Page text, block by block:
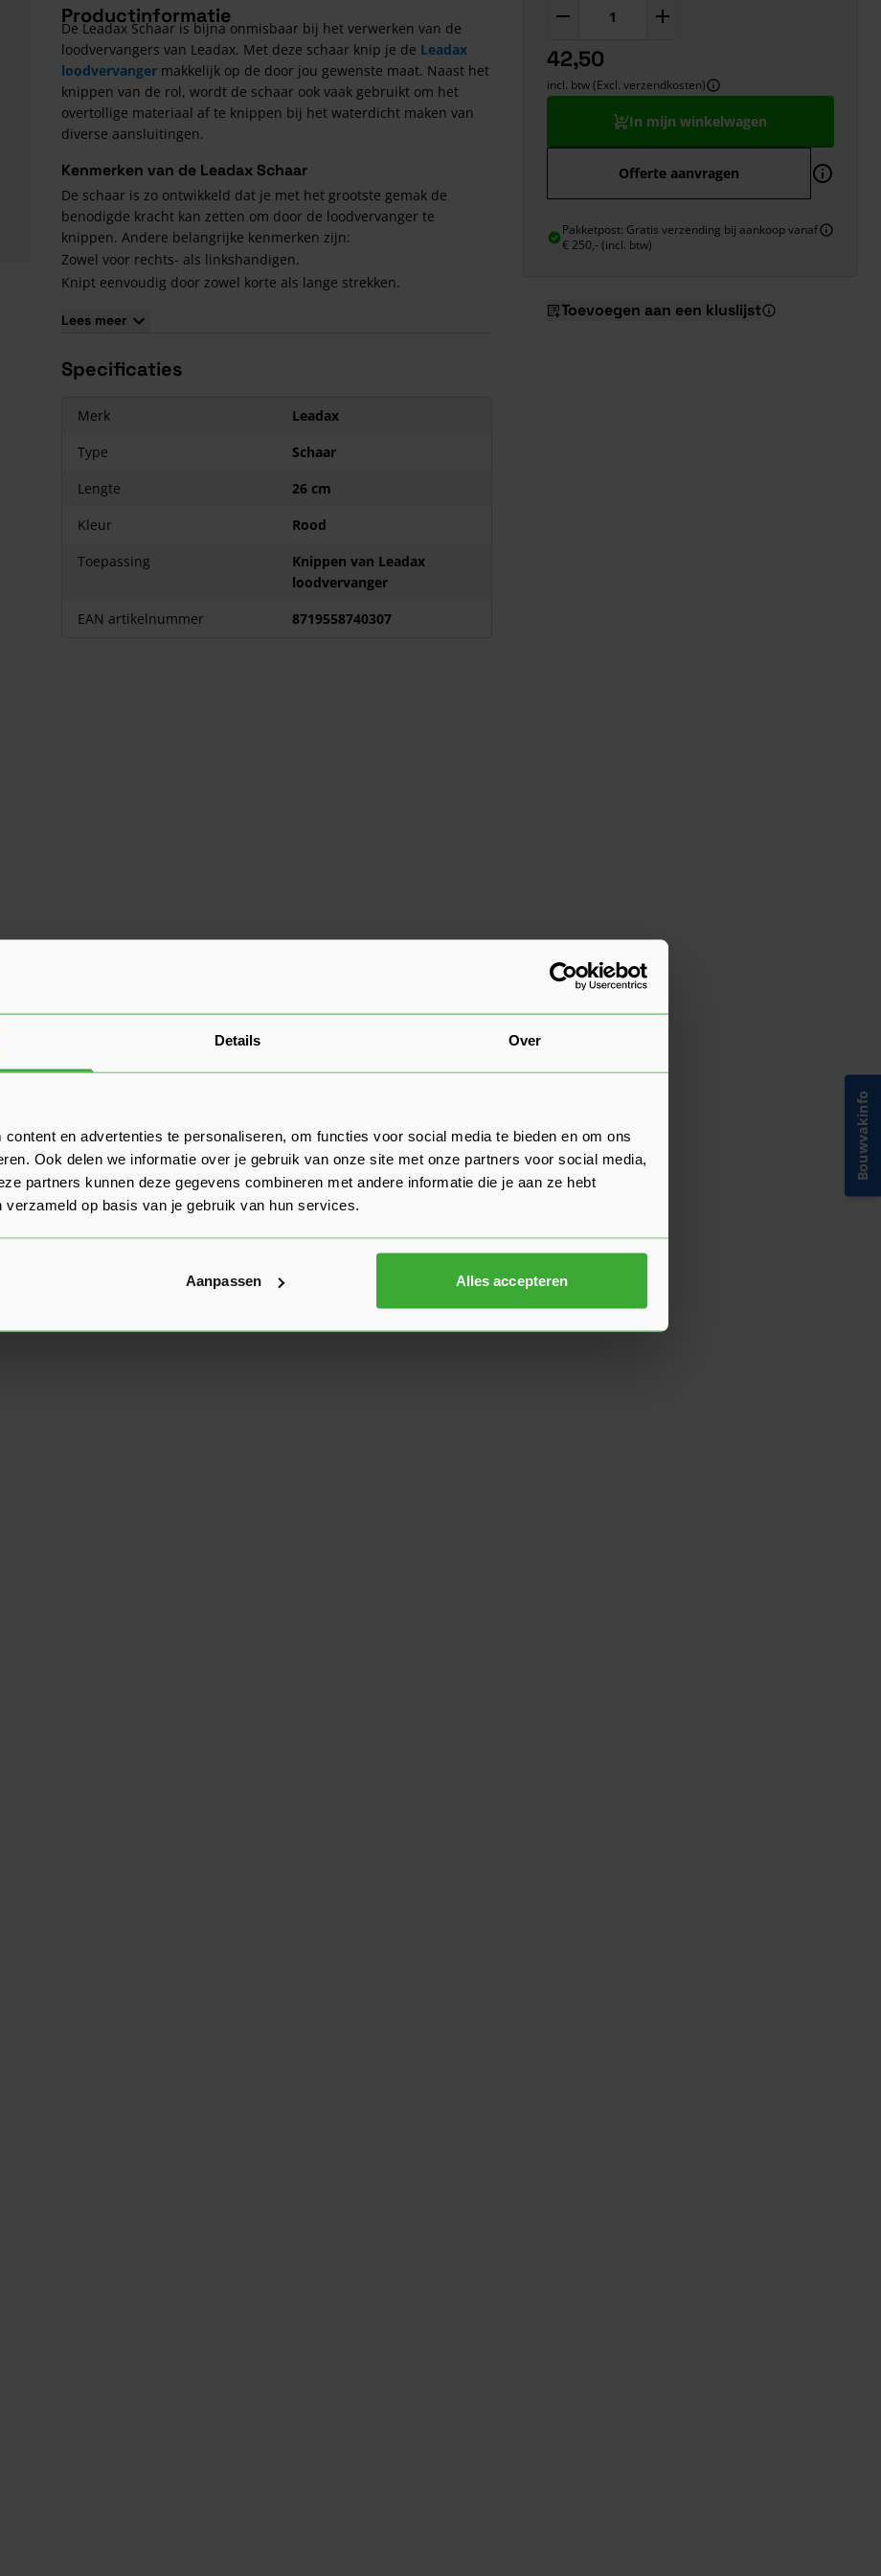
Details Over
en advertenties te personaliseren, om functies voor social media te bieden en om ons
Ook delen we informatie over je gebruik van onze site met onze partners voor social media,
partners kunnen deze gegevens combineren met andere informatie die je aan ze hebt
verzameld op basis van je gebruik van hun services.
Aanpassen Alles accepteren
Productinformatie
De Leadax Schaar is bijna onmisbaar bij het verwerken van de
loodvervangers van Leadax. Met deze schaar knip je de Leadax
loodvervanger makkelijk op de door jou gewenste maat. Naast het
knippen van de rol, wordt de schaar ook vaak gebruikt om het
overtollige materiaal af te knippen bij het waterdicht maken van
diverse aansluitingen.
Kenmerken van de Leadax Schaar
De schaar is zo ontwikkeld dat je met het grootste gemak de
benodigde kracht kan zetten om door de loodvervanger te
knippen. Andere belangrijke kenmerken zijn:
Zowel voor rechts- als linkshandigen.
Knipt eenvoudig door zowel korte als lange strekken.
Lees meer
Specificaties
Merk
Leadax
Type
Schaar
Lengte
26 cm
Kleur
Rood
Toepassing
Knippen van Leadax
loodvervanger
EAN artikelnummer
8719558740307
42,50
incl. btw (Excl. verzendkosten)
In mijn winkelwagen
Offerte aanvragen
Pakketpost: Gratis verzending bij aankoop vanaf
€ 250,- (incl. btw)
Toevoegen aan een kluslijst
Bouwvakinfo